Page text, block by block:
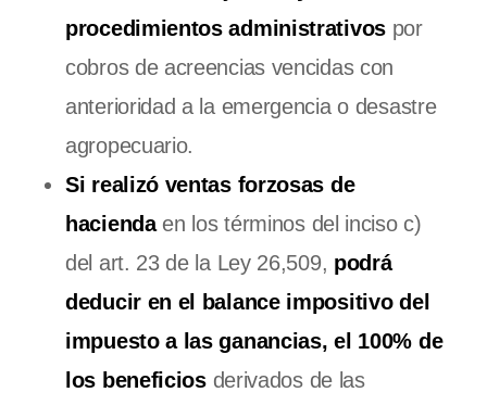
procedimientos administrativos por
cobros de acreencias vencidas con
anterioridad a la emergencia o desastre
agropecuario.
Si realizó ventas forzosas de
haciendaen los términos del inciso c)
del art. 23 de la Ley 26,509, podrá
deducir en el balance impositivo del
impuesto a las ganancias, el 100% de
los beneficiosderivados de las